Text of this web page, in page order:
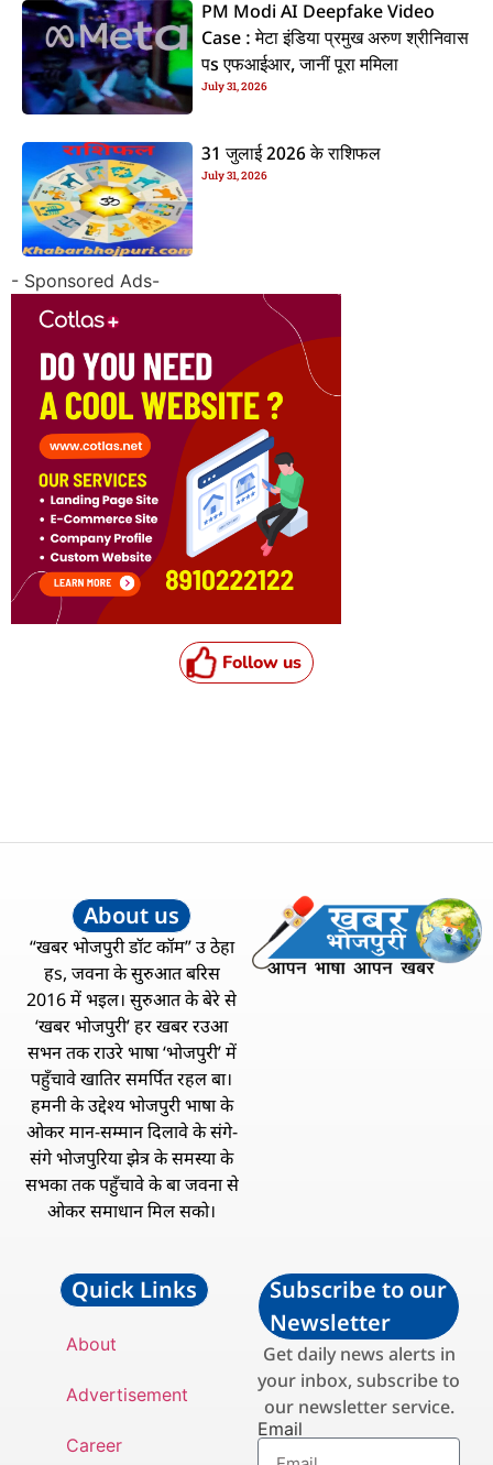
PM Modi AI Deepfake Video
Case : मेटा इंडिया प्रमुख अरुण श्रीनिवास
पs एफआईआर, जानीं पूरा ममिला
July 31, 2026
31 जुलाई 2026 के राशिफल
July 31, 2026
- Sponsored Ads-
Follow us
About us
“खबर भोजपुरी डॉट कॉम” उ ठेहा
हs, जवना के सुरुआत बरिस
2016 में भइल। सुरुआत के बेरे से
‘खबर भोजपुरी’ हर खबर रउआ
सभन तक राउरे भाषा ‘भोजपुरी’ में
पहुँचावे खातिर समर्पित रहल बा।
हमनी के उद्देश्य भोजपुरी भाषा के
ओकर मान-सम्मान दिलावे के संगे-
संगे भोजपुरिया झेत्र के समस्या के
सभका तक पहुँचावे के बा जवना से
ओकर समाधान मिल सको।
Quick Links
About
Advertisement
Career
Subscribe to our
Newsletter
Get daily news alerts in
your inbox, subscribe to
our newsletter service.
Email